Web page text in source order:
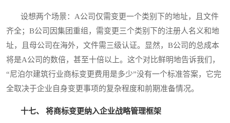
设想两个场景：A公司仅需变更一个类别下的地址，且文件
齐全；B公司因集团重组，需变更三个类别下的注册人名义和地
址，且母公司在海外，文件需三级认证。显然，B公司的总成本
将是A公司的数倍，甚至十倍以上。这个对比鲜明地告诉我们，
“尼泊尔建筑行业商标变更费用是多少”没有一个标准答案，它完
全取决于企业自身变更事项的复杂程度和前期准备情况。
十七、 将商标变更纳入企业战略管理框架